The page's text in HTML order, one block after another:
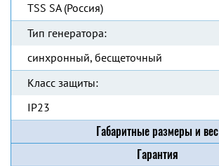
TSS SA (Россия)
Тип генератора:
синхронный, бесщеточный
Класс защиты:
IP23
Габаритные размеры и вес
Гарантия